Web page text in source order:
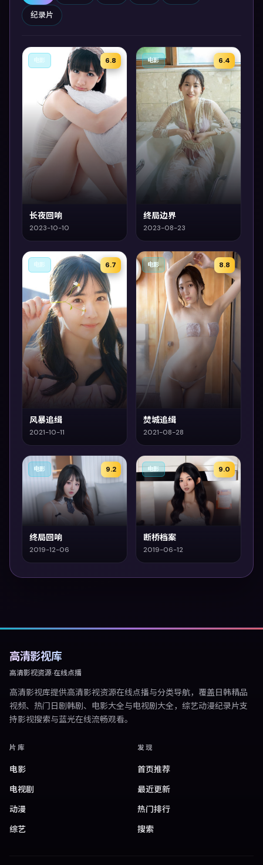
纪录片
6.8
电影
长夜回响
2023-10-10
6.4
电影
终局边界
2023-08-23
6.7
电影
风暴追缉
2021-10-11
8.8
电影
焚城追缉
2021-08-28
9.2
电影
终局回响
2019-12-06
9.0
电影
断桥档案
2019-06-12
高清影视库
高清影视资源·在线点播
高清影视库提供高清影视资源在线点播与分类导航，覆盖日韩精品
视频、热门日剧韩剧、电影大全与电视剧大全，综艺动漫纪录片支
持影视搜索与蓝光在线流畅观看。
片库
电影
电视剧
动漫
综艺
发现
首页推荐
最近更新
热门排行
搜索